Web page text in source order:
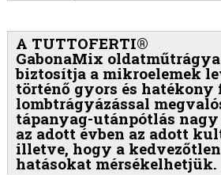
A TUTTOFERTI®
GabonaMix
biztosítja a mikroelemek
történő gyors és hatékony
lombtrágyázással
tápanyag-utánpótlás
az adott évben az adott
illetve, hogy a
hatásokat mérsékelhetjük.